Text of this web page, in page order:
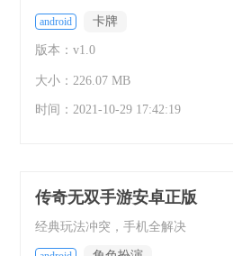
android 卡牌
版本：v1.0
大小：226.07 MB
时间： 2021-10-29 17:42:19
传奇无双手游安卓正版
经典玩法冲突，手机全解决